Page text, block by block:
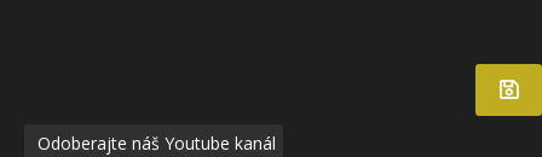
Odoberajte náš Youtube kanál